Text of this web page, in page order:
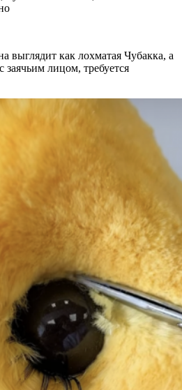
выглядит как лохматая Чубакка, а
лицом, требуется